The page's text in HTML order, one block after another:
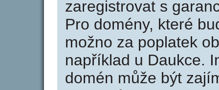
zaregistrovat s
Pro domény, které
možno za poplatek
například u Daukce.
domén může být